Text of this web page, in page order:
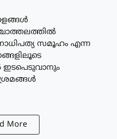
സമൂഹം എന്ന
More